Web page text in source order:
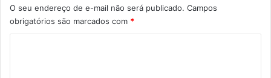
O seu endereço de e-mail não será publicado. Campos
obrigatórios são marcados com *